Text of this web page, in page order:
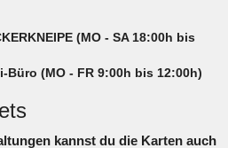
(MO - SA 18:00h bis
Büro (MO - FR 9:00h bis 12:00h)
kannst du die Karten auch